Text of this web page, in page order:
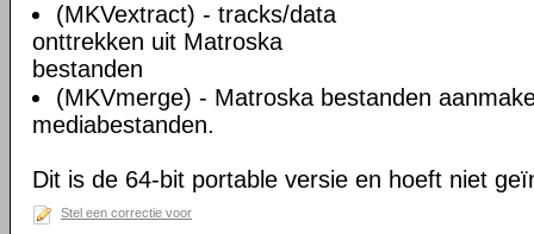
(MKVextract) - tracks/data
onttrekken uit Matroska
bestanden
(MKVmerge) - Matroska bestanden
mediabestanden.
Dit is de 64-bit portable versie en hoeft niet
Stel een correctie voor